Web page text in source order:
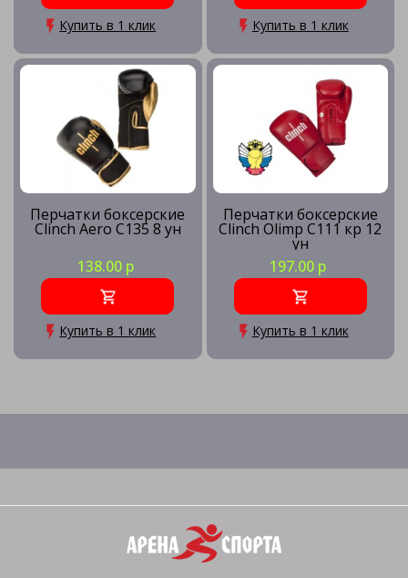
Купить в 1 клик Купить в 1 клик
Перчатки боксерские
Clinch Aero C135 8 ун
138.00 р
Купить в 1 клик
Перчатки боксерские
Clinch Olimp C111 кр 12
ун
197.00 р
Купить в 1 клик